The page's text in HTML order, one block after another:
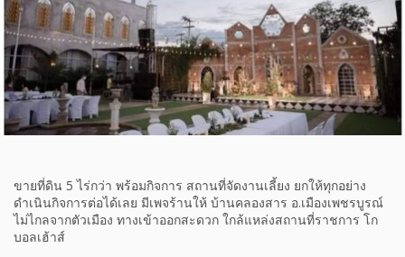
ขายที่ดิน 5 ไร่กว่า พร้อมกิจการ สถานที่จัดงานเลี้ยง ยกให้ทุกอย่าง
ดำเนินกิจการต่อได้เลย มีเพจร้านให้ บ้านคลองสาร อ.เมืองเพชรบูรณ์
ไม่ไกลจากตัวเมือง ทางเข้าออกสะดวก ใกล้แหล่งสถานที่ราชการ โก
บอลเฮ้าส์